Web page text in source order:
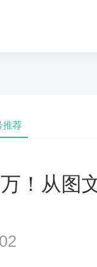
推荐
！从图